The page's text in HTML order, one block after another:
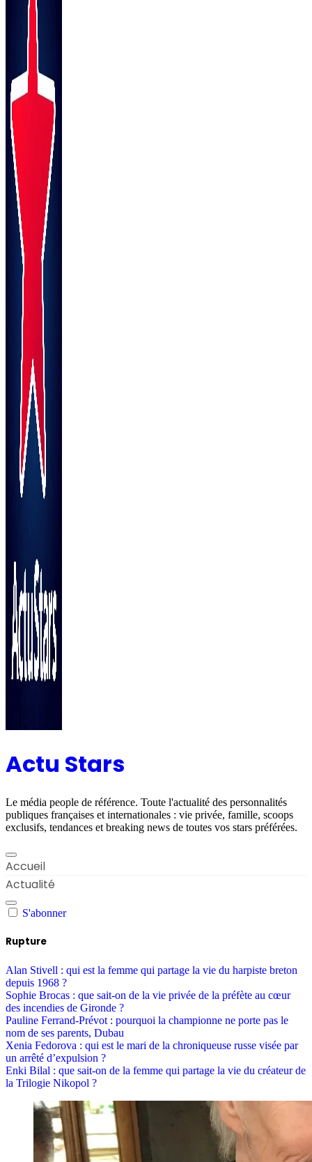
Actu Stars
Le média people de référence. Toute l'actualité des personnalités
publiques françaises et internationales : vie privée, famille, scoops
exclusifs, tendances et breaking news de toutes vos stars préférées.
Accueil
Actualité
S'abonner
Rupture
Alan Stivell : qui est la femme qui partage la vie du harpiste breton
depuis 1968 ?
Sophie Brocas : que sait-on de la vie privée de la préfète au cœur
des incendies de Gironde ?
Pauline Ferrand-Prévot : pourquoi la championne ne porte pas le
nom de ses parents, Dubau
Xenia Fedorova : qui est le mari de la chroniqueuse russe visée par
un arrêté d’expulsion ?
Enki Bilal : que sait-on de la femme qui partage la vie du créateur de
la Trilogie Nikopol ?